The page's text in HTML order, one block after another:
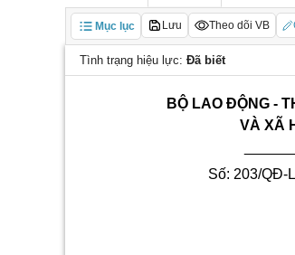
Mục lục Lưu Theo dõi VB
Tình trạng hiệu lực: Đã biết
BỘ LAO ĐỘNG -
VÀ XÃ
Số: 203/QĐ-